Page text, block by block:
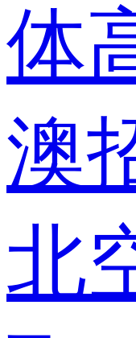
体
澳
北